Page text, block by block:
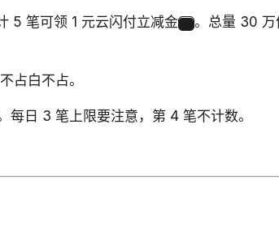
5 笔可领 1 元云闪付立减金
。总量 30 万
占白不占。
日 3 笔上限要注意，第 4 笔不计数。